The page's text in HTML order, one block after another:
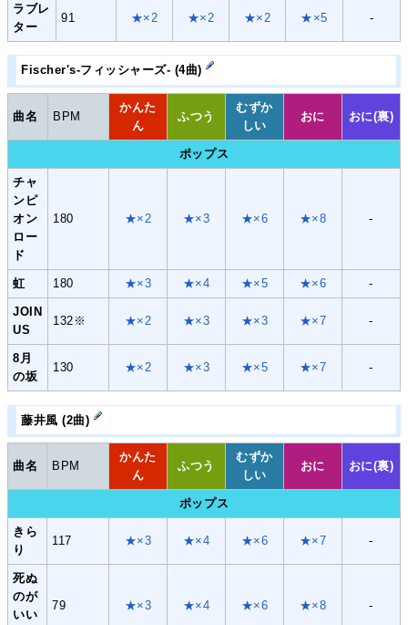
ラブレ
ター
91 ★×2 ★×2 ★×2 ★×5 -
Fischer's-フィッシャーズ- (4曲)
曲名 BPM
かんた
ん
ふつう
むずか
しい
おに おに(裏)
ポップス
チャ
ンピ
オン
ロー
ド
180 ★×2 ★×3 ★×6 ★×8 -
虹 180 ★×3 ★×4 ★×5 ★×6 -
JOIN
US
132※ ★×2 ★×3 ★×3 ★×7 -
8月
の坂
130 ★×2 ★×3 ★×5 ★×7 -
藤井風 (2曲)
曲名 BPM
かんた
ん
ふつう
むずか
しい
おに おに(裏)
ポップス
きら
り
117 ★×3 ★×4 ★×6 ★×7 -
死ぬ
のが
いい
79 ★×3 ★×4 ★×6 ★×8 -